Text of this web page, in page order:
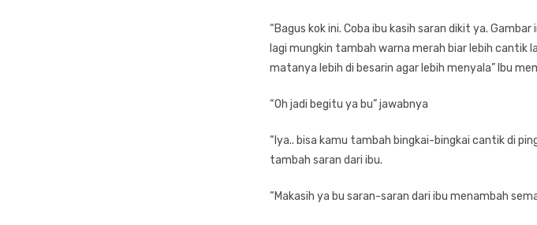
“Bagus kok ini. Coba ibu kasih saran dikit ya.
lagi mungkin tambah warna merah biar lebih cantik
matanya lebih di besarin agar lebih menyala” Ibu
“Oh jadi begitu ya bu” jawabnya
“Iya.. bisa kamu tambah bingkai-bingkai cantik di
tambah saran dari ibu.
“Makasih ya bu saran-saran dari ibu menambah